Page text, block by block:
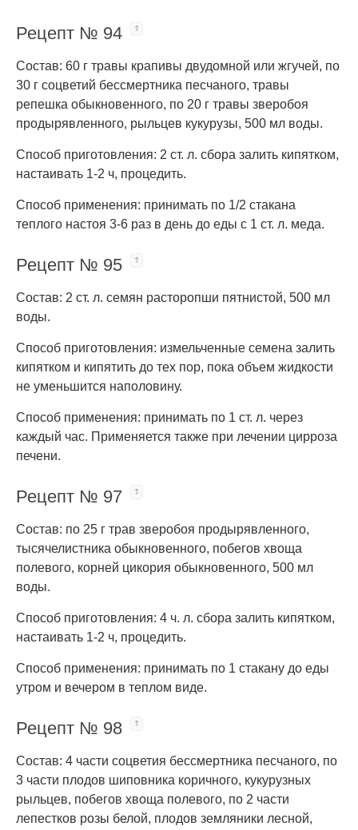
Рецепт № 94
Состав: 60 г травы крапивы двудомной или жгучей, по
30 г соцветий бессмертника песчаного, травы
репешка обыкновенного, по 20 г травы зверобоя
продырявленного, рыльцев кукурузы, 500 мл воды.
Способ приготовления: 2 ст. л. сбора залить кипятком,
настаивать 1-2 ч, процедить.
Способ применения: принимать по 1/2 стакана
теплого настоя 3-6 раз в день до еды с 1 ст. л. меда.
Рецепт № 95
Состав: 2 ст. л. семян расторопши пятнистой, 500 мл
воды.
Способ приготовления: измельченные семена залить
кипятком и кипятить до тех пор, пока объем жидкости
не уменьшится наполовину.
Способ применения: принимать по 1 ст. л. через
каждый час. Применяется также при лечении цирроза
печени.
Рецепт № 97
Состав: по 25 г трав зверобоя продырявленного,
тысячелистника обыкновенного, побегов хвоща
полевого, корней цикория обыкновенного, 500 мл
воды.
Способ приготовления: 4 ч. л. сбора залить кипятком,
настаивать 1-2 ч, процедить.
Способ применения: принимать по 1 стакану до еды
утром и вечером в теплом виде.
Рецепт № 98
Состав: 4 части соцветия бессмертника песчаного, по
3 части плодов шиповника коричного, кукурузных
рыльцев, побегов хвоща полевого, по 2 части
лепестков розы белой, плодов земляники лесной,